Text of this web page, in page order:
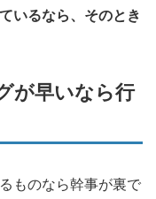
いるなら、そのとき
が早いなら行
ものなら幹事が裏で